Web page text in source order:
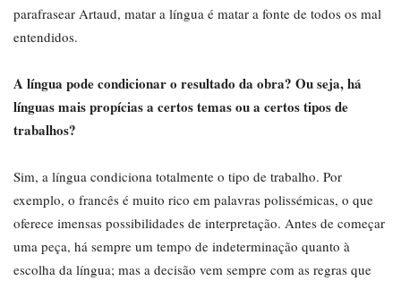
parafrasear Artaud, matar a língua é matar a fonte de todos os mal
entendidos.
A língua pode condicionar o resultado da obra? Ou seja, há
línguas mais propícias a certos temas ou a certos tipos de
trabalhos?
Sim, a língua condiciona totalmente o tipo de trabalho. Por
exemplo, o francês é muito rico em palavras polissémicas, o que
oferece imensas possibilidades de interpretação. Antes de começar
uma peça, há sempre um tempo de indeterminação quanto à
escolha da língua; mas a decisão vem sempre com as regras que